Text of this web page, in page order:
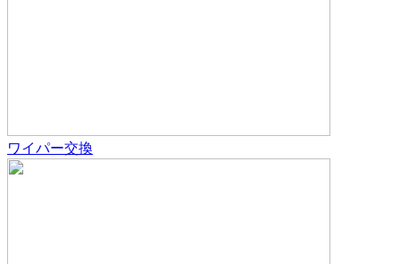
ワイパー交換